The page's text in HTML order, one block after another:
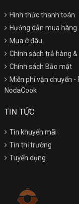
Hình thức thanh toán
Hướng dẫn mua hàng
Mua ở đâu
Chính sách trả hàng
Chính sách Bảo mật
Miễn phí vận chuyển
NodaCook
TIN TỨC
Tin khuyến mãi
Tin thị trường
Tuyển dụng